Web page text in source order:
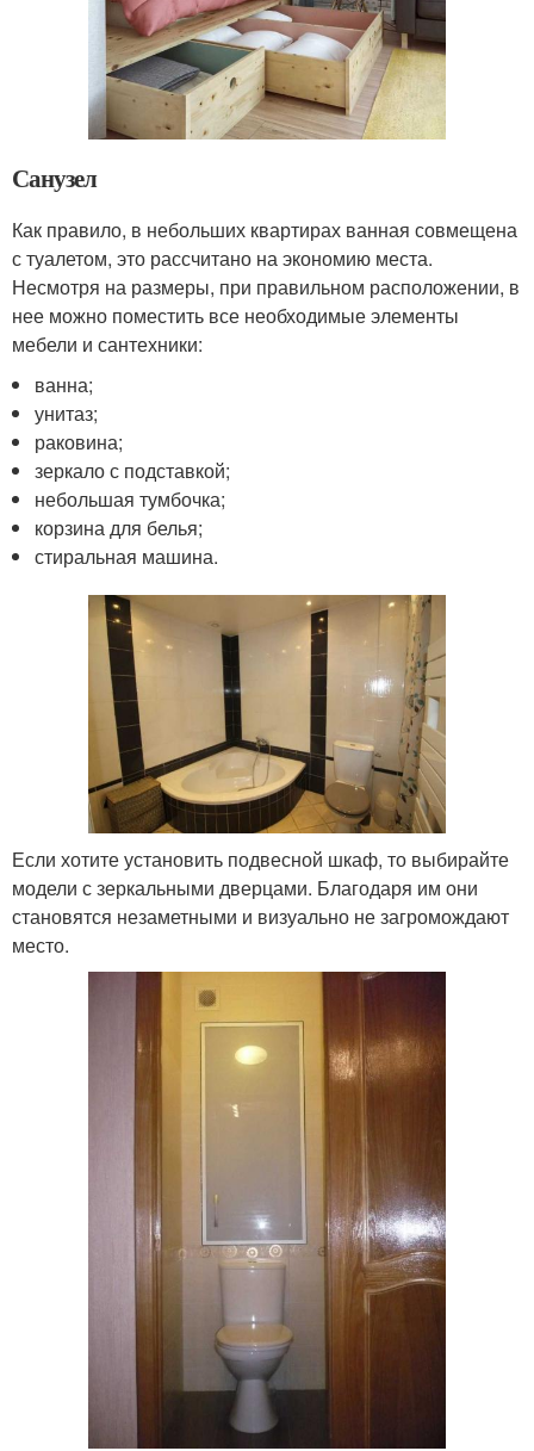
Санузел
Как правило, в небольших квартирах ванная совмещена
с туалетом, это рассчитано на экономию места.
Несмотря на размеры, при правильном расположении, в
нее можно поместить все необходимые элементы
мебели и сантехники:
ванна;
унитаз;
раковина;
зеркало с подставкой;
небольшая тумбочка;
корзина для белья;
стиральная машина.
Если хотите установить подвесной шкаф, то выбирайте
модели с зеркальными дверцами. Благодаря им они
становятся незаметными и визуально не загромождают
место.